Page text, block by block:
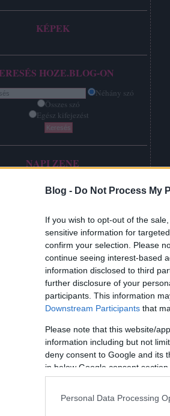
Blog - Do Not Process My
If you wish to opt-out of the
sensitive information for
confirm your selection. Please
continue seeing interest-based
information disclosed to third
further disclosure of your
participants. This information
Downstream Participants that
Please note that this website/
information including but not
deny consent to Google and its
in below Google consent section.
Personal Data Processing
KÉPEK
HOZE.BLOG-ON
Néhány szó
Összes szó
Egész kifejezést
NAPI ZENE